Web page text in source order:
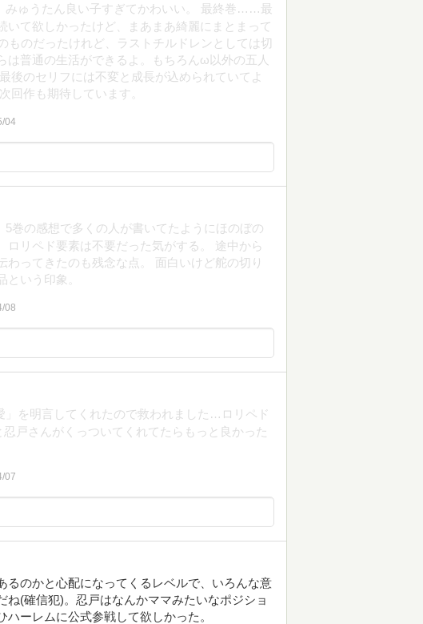
みゅうたん良い子すぎてかわいい。 最終巻……最
いて欲しかったけど、まあまあ綺麗にまとまって
のだったけれど、ラストチルドレンとしては切
は普通の生活ができるよ。もちろんω以外の五人
後のセリフには不変と成長が込められていてよ
回作も期待しています。
04
5巻の感想で多くの人が書いてたようにほのぼの
ロリペド要素は不要だった気がする。 途中から
ってきたのも残念な点。 面白いけど舵の切り
いう印象。
08
」を明言してくれたので救われました…ロリペド
戸さんがくっついてくれてたらもっと良かった
07
るのかと心配になってくるレベルで、いろんな意
(確信犯)。忍戸はなんかママみたいなポジショ
ーレムに公式参戦して欲しかった。